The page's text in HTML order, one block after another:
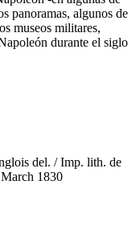
panoramas, algunos de
museos militares,
durante el siglo
del. / Imp. lith. de
1830